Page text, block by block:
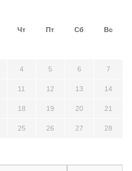
Чт Пт Сб Вс
4 5 6 7
11 12 13 14
18 19 20 21
25 26 27 28